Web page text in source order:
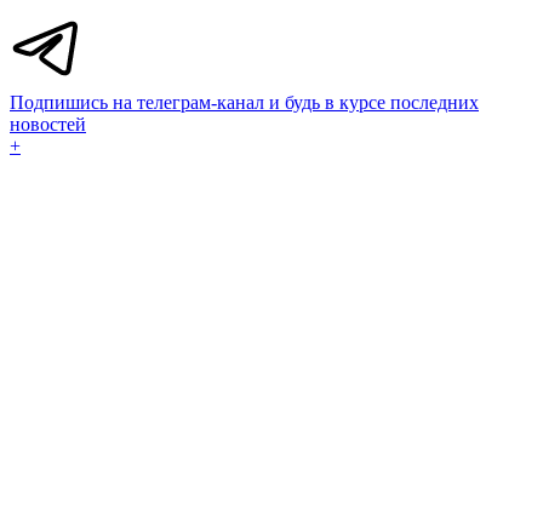
Подпишись на телеграм-канал и будь в курсе последних
новостей
+